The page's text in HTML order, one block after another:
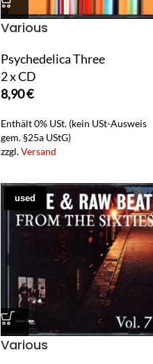
Various
Psychedelica Three
2 x CD
8,90€
Enthält 0% USt. (kein USt-Ausweis
gem. §25a UStG)
zzgl.Versand
used
Various